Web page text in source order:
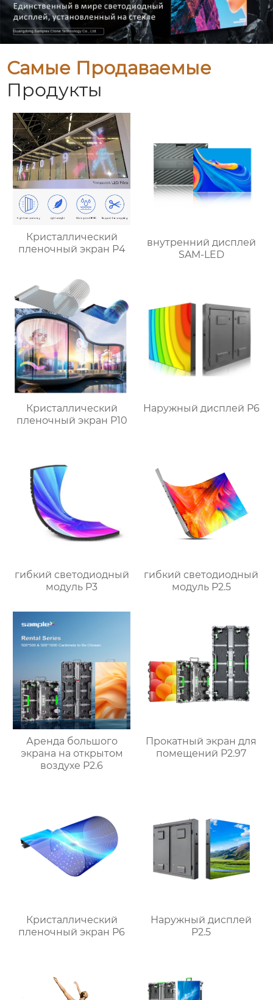
Самые Продаваемые
Продукты
Кристаллический
пленочный экран P4
внутренний дисплей
SAM-LED
Кристаллический
пленочный экран P10
Наружный дисплей P6
гибкий светодиодный
модуль P3
гибкий светодиодный
модуль P2.5
Аренда большого
экрана на открытом
воздухе P2.6
Прокатный экран для
помещений P2.97
Кристаллический
пленочный экран P6
Наружный дисплей
P2.5